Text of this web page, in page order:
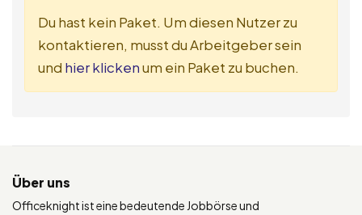
Du hast kein Paket. Um diesen Nutzer zu
kontaktieren, musst du Arbeitgeber sein
und hier klickenum ein Paket zu buchen.
Über uns
Officeknight ist eine bedeutende Jobbörse und